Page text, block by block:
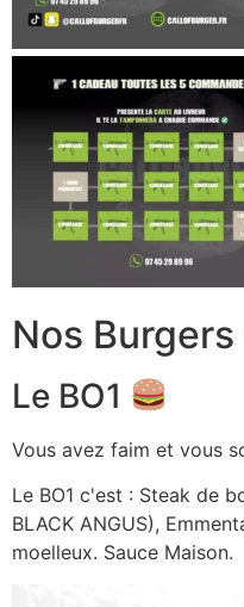
Nos Burgers
Le BO1
Vous avez faim et vous
Le BO1 c'est : Steak de
BLACK ANGUS),
moelleux. Sauce Maison.